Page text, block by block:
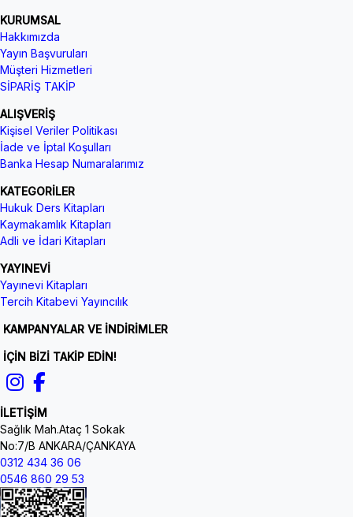
KURUMSAL
Hakkımızda
Yayın Başvuruları
Müşteri Hizmetleri
SİPARİŞ TAKİP
ALIŞVERİŞ
Kişisel Veriler Politikası
İade ve İptal Koşulları
Banka Hesap Numaralarımız
KATEGORİLER
Hukuk Ders Kitapları
Kaymakamlık Kitapları
Adli ve İdari Kitapları
YAYINEVİ
Yayınevi Kitapları
Tercih Kitabevi Yayıncılık
KAMPANYALAR VE İNDİRİMLER
İÇİN BİZİ TAKİP EDİN!
İLETİŞİM
Sağlık Mah.Ataç 1 Sokak
No:7/B ANKARA/ÇANKAYA
0312 434 36 06
0546 860 29 53